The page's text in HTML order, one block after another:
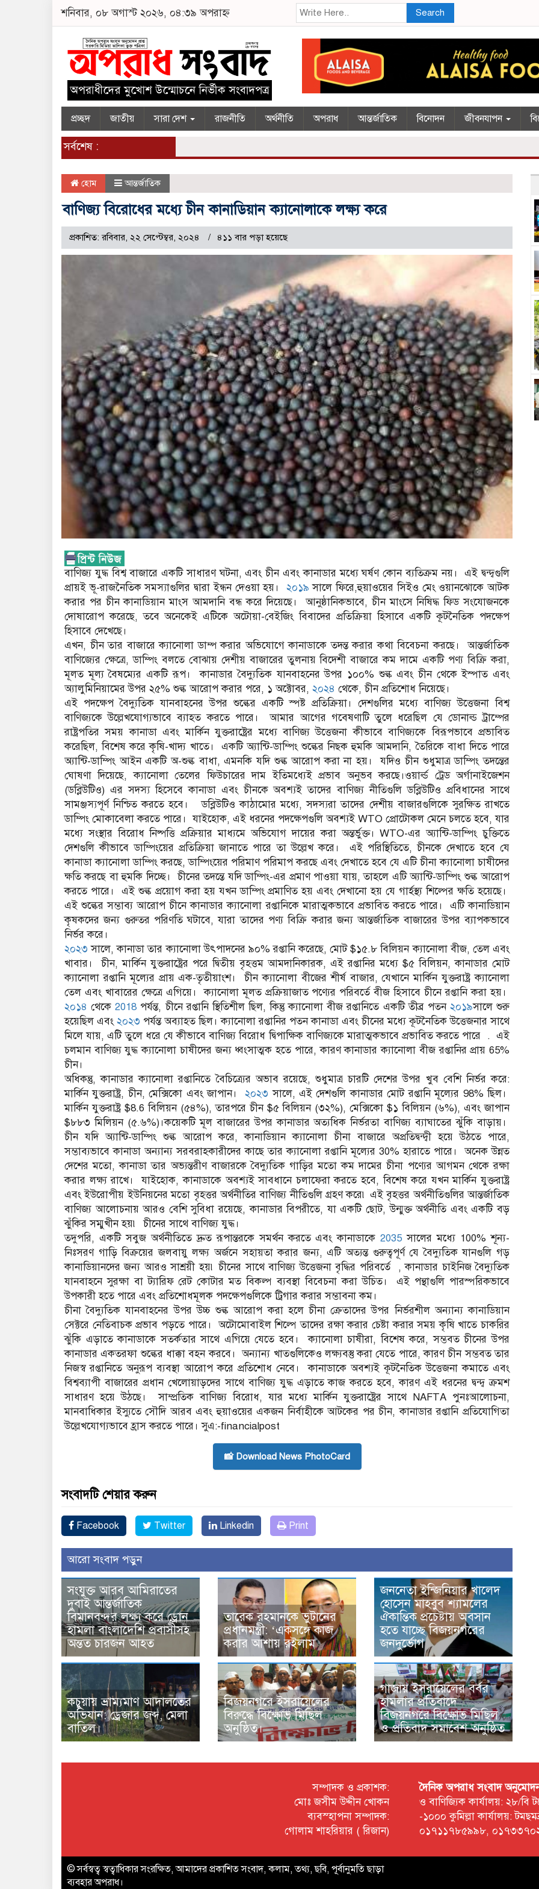
শনিবার, ০৮ অগাস্ট ২০২৬, ০৪:৩৯ অপরাহ্ন Search
প্রচ্ছদ জাতীয় সারা দেশ রাজনীতি অর্থনীতি অপরাধ আন্তর্জাতিক বিনোদন জীবনযাপন
সর্বশেষ :
হোম আন্তর্জাতিক
বাণিজ্য বিরোধের মধ্যে চীন কানাডিয়ান ক্যানোলাকে লক্ষ্য করে
প্রকাশিত: রবিবার, ২২ সেপ্টেম্বর, ২০২৪ ৪১১ বার পড়া হয়েছে
বাণিজ্য যুদ্ধ বিশ্ব বাজারে একটি সাধারণ ঘটনা, এবং চীন এবং কানাডার মধ্যে ঘর্ষণ কোন ব্যতিক্রম নয়। এই দ্বন্দ্বগুলি
প্রায়ই ভূ-রাজনৈতিক সমস্যাগুলির দ্বারা ইন্ধন দেওয়া হয়। ২০১৯ সালে ফিরে,হুয়াওয়ের সিইও মেং ওয়ানঝোকে আটক
করার পর চীন কানাডিয়ান মাংস আমদানি বন্ধ করে দিয়েছে। আনুষ্ঠানিকভাবে, চীন মাংসে নিষিদ্ধ ফিড সংযোজনকে
দোষারোপ করেছে, তবে অনেকেই এটিকে অটোয়া-বেইজিং বিবাদের প্রতিক্রিয়া হিসাবে একটি কূটনৈতিক পদক্ষেপ
হিসাবে দেখেছে।
এখন, চীন তার বাজারে ক্যানোলা ডাম্প করার অভিযোগে কানাডাকে তদন্ত করার কথা বিবেচনা করছে। আন্তর্জাতিক
বাণিজ্যের ক্ষেত্রে, ডাম্পিং বলতে বোঝায় দেশীয় বাজারের তুলনায় বিদেশী বাজারে কম দামে একটি পণ্য বিক্রি করা,
মূলত মূল্য বৈষম্যের একটি রূপ। কানাডার বৈদ্যুতিক যানবাহনের উপর ১০০% শুল্ক এবং চীন থেকে ইস্পাত এবং
অ্যালুমিনিয়ামের উপর ২৫% শুল্ক আরোপ করার পরে, ১ অক্টোবর, ২০২৪ থেকে, চীন প্রতিশোধ নিয়েছে।
এই পদক্ষেপ বৈদ্যুতিক যানবাহনের উপর শুল্কের একটি স্পষ্ট প্রতিক্রিয়া। দেশগুলির মধ্যে বাণিজ্য উত্তেজনা বিশ্ব
বাণিজ্যকে উল্লেখযোগ্যভাবে ব্যাহত করতে পারে। আমার আগের গবেষণাটি তুলে ধরেছিল যে ডোনাল্ড ট্রাম্পের
রাষ্ট্রপতির সময় কানাডা এবং মার্কিন যুক্তরাষ্ট্রের মধ্যে বাণিজ্য উত্তেজনা কীভাবে বাণিজ্যকে বিরূপভাবে প্রভাবিত
করেছিল, বিশেষ করে কৃষি-খাদ্য খাতে। একটি অ্যান্টি-ডাম্পিং শুল্কের নিছক হুমকি আমদানি, তৈরিকে বাধা দিতে পারে
অ্যান্টি-ডাম্পিং আইন একটি অ-শুল্ক বাধা, এমনকি যদি শুল্ক আরোপ করা না হয়। যদিও চীন শুধুমাত্র ডাম্পিং তদন্তের
ঘোষণা দিয়েছে, ক্যানোলা তেলের ফিউচারের দাম ইতিমধ্যেই প্রভাব অনুভব করছে।ওয়ার্ল্ড ট্রেড অর্গানাইজেশন
(ডব্লিউটিও) এর সদস্য হিসেবে কানাডা এবং চীনকে অবশ্যই তাদের বাণিজ্য নীতিগুলি ডব্লিউটিও প্রবিধানের সাথে
সামঞ্জস্যপূর্ণ নিশ্চিত করতে হবে। ডব্লিউটিও কাঠামোর মধ্যে, সদস্যরা তাদের দেশীয় বাজারগুলিকে সুরক্ষিত রাখতে
ডাম্পিং মোকাবেলা করতে পারে। যাইহোক, এই ধরনের পদক্ষেপগুলি অবশ্যই WTO প্রোটোকল মেনে চলতে হবে, যার
মধ্যে সংস্থার বিরোধ নিষ্পত্তি প্রক্রিয়ার মাধ্যমে অভিযোগ দায়ের করা অন্তর্ভুক্ত। WTO-এর অ্যান্টি-ডাম্পিং চুক্তিতে
দেশগুলি কীভাবে ডাম্পিংয়ের প্রতিক্রিয়া জানাতে পারে তা উল্লেখ করে। এই পরিস্থিতিতে, চীনকে দেখাতে হবে যে
কানাডা ক্যানোলা ডাম্পিং করছে, ডাম্পিংয়ের পরিমাণ পরিমাপ করছে এবং দেখাতে হবে যে এটি চীনা ক্যানোলা চাষীদের
ক্ষতি করছে বা হুমকি দিচ্ছে। চীনের তদন্তে যদি ডাম্পিং-এর প্রমাণ পাওয়া যায়, তাহলে এটি অ্যান্টি-ডাম্পিং শুল্ক আরোপ
করতে পারে। এই শুল্ক প্রয়োগ করা হয় যখন ডাম্পিং প্রমাণিত হয় এবং দেখানো হয় যে গার্হস্থ্য শিল্পের ক্ষতি হয়েছে।
এই শুল্কের সম্ভাব্য আরোপ চীনে কানাডার ক্যানোলা রপ্তানিকে মারাত্মকভাবে প্রভাবিত করতে পারে। এটি কানাডিয়ান
কৃষকদের জন্য গুরুতর পরিণতি ঘটাবে, যারা তাদের পণ্য বিক্রি করার জন্য আন্তর্জাতিক বাজারের উপর ব্যাপকভাবে
নির্ভর করে।
২০২৩ সালে, কানাডা তার ক্যানোলা উৎপাদনের ৯০% রপ্তানি করেছে, মোট $১৫.৮ বিলিয়ন ক্যানোলা বীজ, তেল এবং
খাবার। চীন, মার্কিন যুক্তরাষ্ট্রের পরে দ্বিতীয় বৃহত্তম আমদানিকারক, এই রপ্তানির মধ্যে $৫ বিলিয়ন, কানাডার মোট
ক্যানোলা রপ্তানি মূল্যের প্রায় এক-তৃতীয়াংশ। চীন ক্যানোলা বীজের শীর্ষ বাজার, যেখানে মার্কিন যুক্তরাষ্ট্র ক্যানোলা
তেল এবং খাবারের ক্ষেত্রে এগিয়ে। ক্যানোলা মূলত প্রক্রিয়াজাত পণ্যের পরিবর্তে বীজ হিসাবে চীনে রপ্তানি করা হয়।
২০১৪ থেকে2018 পর্যন্ত, চীনে রপ্তানি স্থিতিশীল ছিল, কিন্তু ক্যানোলা বীজ রপ্তানিতে একটি তীব্র পতন ২০১৯সালে শুরু
হয়েছিল এবং ২০২৩ পর্যন্ত অব্যাহত ছিল। ক্যানোলা রপ্তানির পতন কানাডা এবং চীনের মধ্যে কূটনৈতিক উত্তেজনার সাথে
মিলে যায়, এটি তুলে ধরে যে কীভাবে বাণিজ্য বিরোধ দ্বিপাক্ষিক বাণিজ্যকে মারাত্মকভাবে প্রভাবিত করতে পারে . এই
চলমান বাণিজ্য যুদ্ধ ক্যানোলা চাষীদের জন্য ধ্বংসাত্মক হতে পারে, কারণ কানাডার ক্যানোলা বীজ রপ্তানির প্রায় 65%
চীন।
অধিকন্তু, কানাডার ক্যানোলা রপ্তানিতে বৈচিত্র্যের অভাব রয়েছে, শুধুমাত্র চারটি দেশের উপর খুব বেশি নির্ভর করে:
মার্কিন যুক্তরাষ্ট্র, চীন, মেক্সিকো এবং জাপান।২০২৩ সালে, এই দেশগুলি কানাডার মোট রপ্তানি মূল্যের 98% ছিল।
মার্কিন যুক্তরাষ্ট্র $8.6 বিলিয়ন (৫৪%), তারপরে চীন $৫ বিলিয়ন (৩২%), মেক্সিকো $১ বিলিয়ন (৬%), এবং জাপান
$৮৮৩ মিলিয়ন (৫.৬%)।কয়েকটি মূল বাজারের উপর কানাডার অত্যধিক নির্ভরতা বাণিজ্য ব্যাঘাতের ঝুঁকি বাড়ায়।
চীন যদি অ্যান্টি-ডাম্পিং শুল্ক আরোপ করে, কানাডিয়ান ক্যানোলা চীনা বাজারে অপ্রতিদ্বন্দ্বী হয়ে উঠতে পারে,
সম্ভাব্যভাবে কানাডা অন্যান্য সরবরাহকারীদের কাছে তার ক্যানোলা রপ্তানি মূল্যের 30% হারাতে পারে। অনেক উন্নত
দেশের মতো, কানাডা তার অভ্যন্তরীণ বাজারকে বৈদ্যুতিক গাড়ির মতো কম দামের চীনা পণ্যের আগমন থেকে রক্ষা
করার লক্ষ্য রাখে। যাইহোক, কানাডাকে অবশ্যই সাবধানে চলাফেরা করতে হবে, বিশেষ করে যখন মার্কিন যুক্তরাষ্ট্র
এবং ইউরোপীয় ইউনিয়নের মতো বৃহত্তর অর্থনীতির বাণিজ্য নীতিগুলি গ্রহণ করে৷ এই বৃহত্তর অর্থনীতিগুলির আন্তর্জাতিক
বাণিজ্য আলোচনায় আরও বেশি সুবিধা রয়েছে, কানাডার বিপরীতে, যা একটি ছোট, উন্মুক্ত অর্থনীতি এবং একটি বড়
ঝুঁকির সম্মুখীন হয়৷ চীনের সাথে বাণিজ্য যুদ্ধ।
তদুপরি, একটি সবুজ অর্থনীতিতে দ্রুত রূপান্তরকে সমর্থন করতে এবং কানাডাকে2035 সালের মধ্যে 100% শূন্য-
নিঃসরণ গাড়ি বিক্রয়ের জলবায়ু লক্ষ্য অর্জনে সহায়তা করার জন্য, এটি অত্যন্ত গুরুত্বপূর্ণ যে বৈদ্যুতিক যানগুলি গড়
কানাডিয়ানদের জন্য আরও সাশ্রয়ী হয়৷ চীনের সাথে বাণিজ্য উত্তেজনা বৃদ্ধির পরিবর্তে , কানাডার চাইনিজ বৈদ্যুতিক
যানবাহনে সুরক্ষা বা ট্যারিফ রেট কোটার মত বিকল্প ব্যবস্থা বিবেচনা করা উচিত। এই পন্থাগুলি পারস্পরিকভাবে
উপকারী হতে পারে এবং প্রতিশোধমূলক পদক্ষেপগুলিকে ট্রিগার করার সম্ভাবনা কম।
চীনা বৈদ্যুতিক যানবাহনের উপর উচ্চ শুল্ক আরোপ করা হলে চীনা ক্রেতাদের উপর নির্ভরশীল অন্যান্য কানাডিয়ান
সেক্টরে নেতিবাচক প্রভাব পড়তে পারে। অটোমোবাইল শিল্পে তাদের রক্ষা করার চেষ্টা করার সময় কৃষি খাতে চাকরির
ঝুঁকি এড়াতে কানাডাকে সতর্কতার সাথে এগিয়ে যেতে হবে। ক্যানোলা চাষীরা, বিশেষ করে, সম্ভবত চীনের উপর
কানাডার একতরফা শুল্কের ধাক্কা বহন করবে। অন্যান্য খাতগুলিকেও লক্ষ্যবস্তু করা যেতে পারে, কারণ চীন সম্ভবত তার
নিজস্ব রপ্তানিতে অনুরূপ ব্যবস্থা আরোপ করে প্রতিশোধ নেবে। কানাডাকে অবশ্যই কূটনৈতিক উত্তেজনা কমাতে এবং
বিশ্বব্যাপী বাজারের প্রধান খেলোয়াড়দের সাথে বাণিজ্য যুদ্ধ এড়াতে কাজ করতে হবে, কারণ এই ধরনের দ্বন্দ্ব ক্রমশ
সাধারণ হয়ে উঠছে। সাম্প্রতিক বাণিজ্য বিরোধ, যার মধ্যে মার্কিন যুক্তরাষ্ট্রের সাথে NAFTA পুনঃআলোচনা,
মানবাধিকার ইস্যুতে সৌদি আরব এবং হুয়াওয়ের একজন নির্বাহীকে আটকের পর চীন, কানাডার রপ্তানি প্রতিযোগিতা
উল্লেখযোগ্যভাবে হ্রাস করতে পারে। সুএ:-financialpost
📸 Download News PhotoCard
সংবাদটি শেয়ার করুন
Facebook Twitter Linkedin Print
আরো সংবাদ পড়ুন
সংযুক্ত আরব আমিরাতের
দুবাই আন্তর্জাতিক
বিমানবন্দর লক্ষ্য করে ড্রোন
হামলা বাংলাদেশি প্রবাসীসহ
অন্তত চারজন আহত
তারেক রহমানকে ভুটা‌নের
প্রধানমন্ত্রী: ‘একসঙ্গে কাজ
করার আশায় রইলাম
জননেতা ইন্জিনিয়ার খালেদ
হোসেন মাহবুব শ্যামলের
ঐকান্তিক প্রচেষ্টায় অবসান
হতে যাচ্ছে বিজয়নগরের
জনদুর্ভোগ
কচুয়ায় ভ্রাম্যমাণ আদালতের
অভিযান: ড্রেজার জব্দ, মেলা
বাতিল।
বিজয়নগরে ইসরায়েলের
বিরুদ্ধে বিক্ষোভ মিছিল
অনুষ্ঠিত।
গাজায় ইসরায়েলের বর্বর
হামলার প্রতিবাদে
বিজয়নগরে বিক্ষোভ মিছিল
ও প্রতিবাদ সমাবেশ অনুষ্ঠিত
সম্পাদক ও প্রকাশক:
মোঃ জসীম উদ্দীন খোকন
ব্যবস্হাপনা সম্পাদক:
গোলাম শাহরিয়ার ( রিজান)
দৈনিক অপরাধ সংবাদ অনুমোদন
ও বাণিজ্যিক কার্যালয়: ২৮/বি
-১০০০ কুমিল্লা কার্যালয়:
০১৭১১৭৮৫৯৯৮,
© সর্বস্বত্ব স্বত্বাধিকার সংরক্ষিত, আমাদের প্রকাশিত সংবাদ, কলাম, তথ্য, ছবি, পূর্বানুমতি ছাড়া
ব্যবহার অপরাধ।